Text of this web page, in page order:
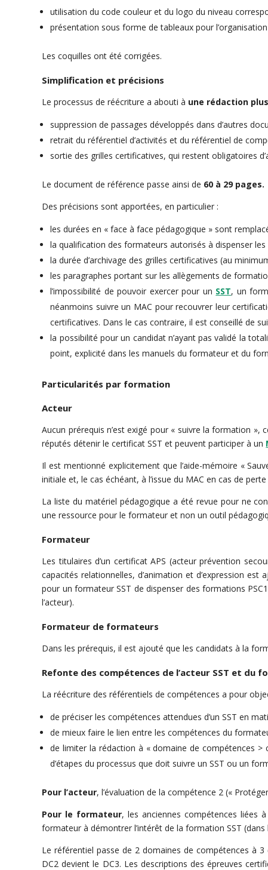
utilisation du code couleur et du logo du niveau
présentation sous forme de tableaux pour
Les coquilles ont été corrigées.
Simplification et précisions
Le processus de réécriture a abouti à une rédaction
suppression de passages développés dans d’autres
retrait du référentiel d’activités et du référentiel de
sortie des grilles certificatives, qui restent obligatoires
Le document de référence passe ainsi de 60 à 29 pages.
Des précisions sont apportées, en particulier :
les durées en « face à face pédagogique » sont
la qualification des formateurs autorisés à dispenser
la durée d’archivage des grilles certificatives (au
les paragraphes portant sur les allègements de
l’impossibilité de pouvoir exercer pour un SST, un
néanmoins suivre un MAC pour recouvrer leur
certificatives. Dans le cas contraire, il est conseillé de
la possibilité pour un candidat n’ayant pas validé la
point, explicité dans les manuels du formateur et du
Particularités par formation
Acteur
Aucun prérequis n’est exigé pour « suivre la formation
réputés détenir le certificat SST et peuvent participer à un
Il est mentionné explicitement que l’aide-mémoire «
initiale et, le cas échéant, à l’issue du MAC en cas de
La liste du matériel pédagogique a été revue pour ne
une ressource pour le formateur et non un outil
Formateur
Les titulaires d’un certificat APS (acteur prévention
capacités relationnelles, d’animation et d’expression
pour un formateur SST de dispenser des formations
l’acteur).
Formateur de formateurs
Dans les prérequis, il est ajouté que les candidats à la
Refonte des compétences de l’acteur SST et du
La réécriture des référentiels de compétences a pour
de préciser les compétences attendues d’un SST en
de mieux faire le lien entre les compétences du
de limiter la rédaction à « domaine de compétences >
d’étapes du processus que doit suivre un SST ou un
Pour l’acteur, l’évaluation de la compétence 2 («
Pour le formateur, les anciennes compétences liées
formateur à démontrer l’intérêt de la formation SST
Le référentiel passe de 2 domaines de compétences à
DC2 devient le DC3. Les descriptions des épreuves